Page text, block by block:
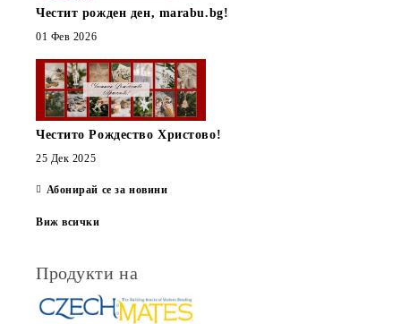
Честит рожден ден, marabu.bg!
01 Фев 2026
Честито Рождество Христово!
25 Дек 2025
Абонирай се за новини
Виж всички
Продукти на